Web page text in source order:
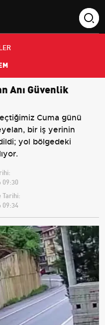
Anı Güvenlik
Cuma günü
bir iş yerinin
yol bölgedeki
09:30
Tarihi:
09:34